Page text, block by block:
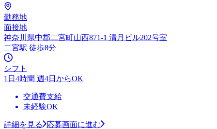
勤務地
面接地
神奈川県中郡二宮町山西871-1 清月ビル202号室
二宮駅 徒歩8分
シフト
1日4時間 週4日からOK
交通費支給
未経験OK
詳細を見る 応募画面に進む